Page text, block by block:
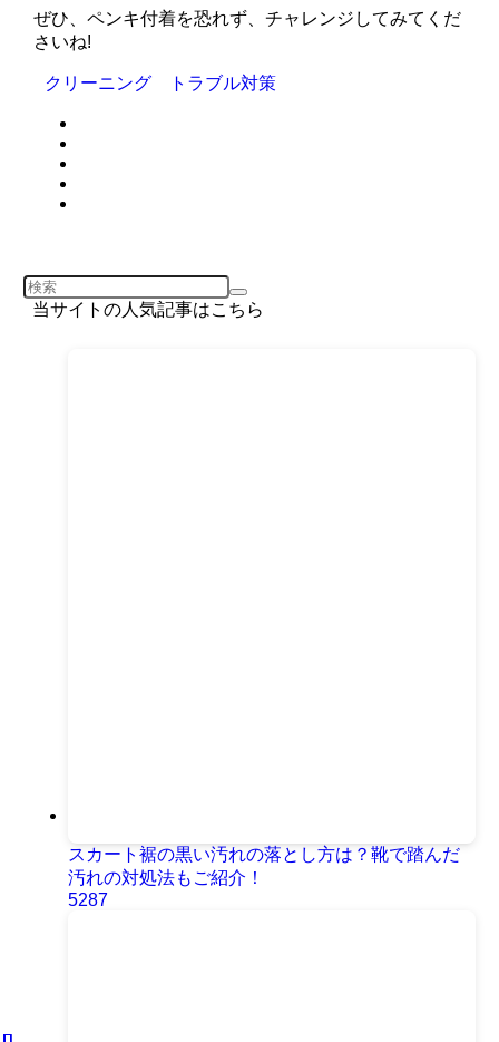
ぜひ、ペンキ付着を恐れず、チャレンジしてみてくだ
さいね!
クリーニング トラブル対策
当サイトの人気記事はこちら
スカート裾の黒い汚れの落とし方は？靴で踏んだ
汚れの対処法もご紹介！
5287